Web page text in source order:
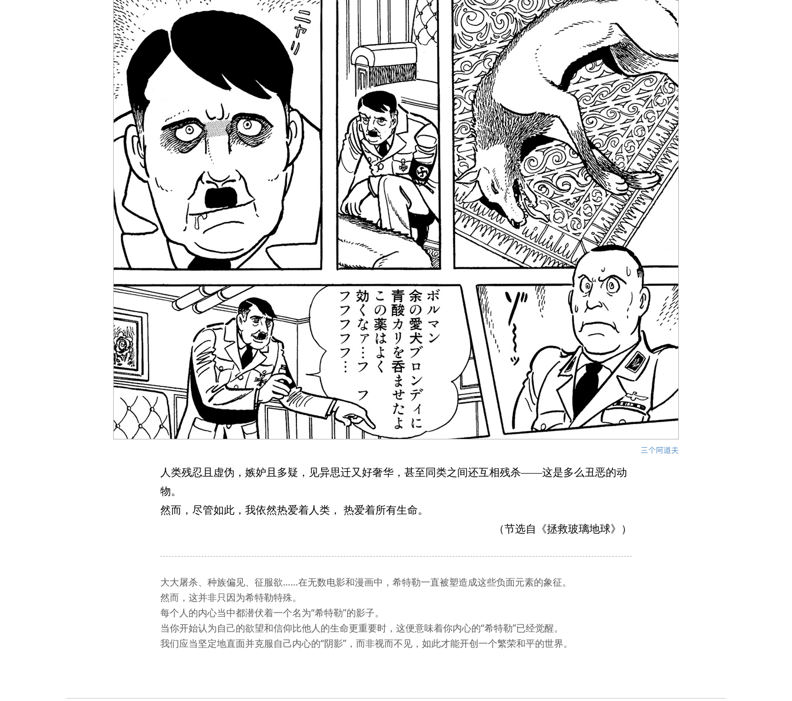
三个阿道夫
人类残忍且虚伪，嫉妒且多疑，见异思迁又好奢华，甚至同类之间还互相残杀——这是多么丑恶的动
物。
然而，尽管如此，我依然热爱着人类， 热爱着所有生命。
（节选自《拯救玻璃地球》）
大大屠杀、种族偏见、征服欲……在无数电影和漫画中，希特勒一直被塑造成这些负面元素的象征。
然而，这并非只因为希特勒特殊。
每个人的内心当中都潜伏着一个名为“希特勒”的影子。
当你开始认为自己的欲望和信仰比他人的生命更重要时，这便意味着你内心的“希特勒”已经觉醒。
我们应当坚定地直面并克服自己内心的“阴影”，而非视而不见，如此才能开创一个繁荣和平的世界。